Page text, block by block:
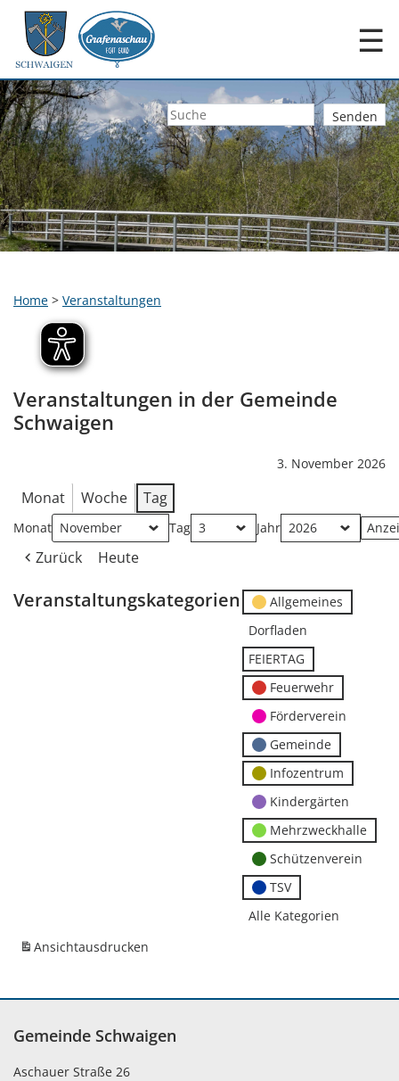
☰
Home > Veranstaltungen
Veranstaltungen in der Gemeinde
Schwaigen
3. November 2026
Monat Woche Tag
Monat Tag Jahr
Zurück Heute
Veranstaltungskategorien
Allgemeines
Dorfladen
FEIERTAG
Feuerwehr
Förderverein
Gemeinde
Infozentrum
Kindergärten
Mehrzweckhalle
Schützenverein
TSV
Alle Kategorien
Ansichtausdrucken
Gemeinde Schwaigen
Aschauer Straße 26